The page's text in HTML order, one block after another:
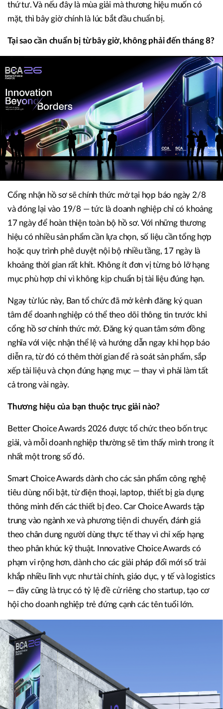
thứ tư. Và nếu đây là mùa giải mà thương hiệu muốn có
mặt, thì bây giờ chính là lúc bắt đầu chuẩn bị.
Tại sao cần chuẩn bị từ bây giờ, không phải đến tháng 8?
Cổng nhận hồ sơ sẽ chính thức mở tại họp báo ngày 2/8
và đóng lại vào 19/8 — tức là doanh nghiệp chỉ có khoảng
17 ngày để hoàn thiện toàn bộ hồ sơ. Với những thương
hiệu có nhiều sản phẩm cần lựa chọn, số liệu cần tổng hợp
hoặc quy trình phê duyệt nội bộ nhiều tầng, 17 ngày là
khoảng thời gian rất khít. Không ít đơn vị từng bỏ lỡ hạng
mục phù hợp chỉ vì không kịp chuẩn bị tài liệu đúng hạn.
Ngay từ lúc này, Ban tổ chức đã mở kênh đăng ký quan
tâm để doanh nghiệp có thể theo dõi thông tin trước khi
cổng hồ sơ chính thức mở. Đăng ký quan tâm sớm đồng
nghĩa với việc nhận thể lệ và hướng dẫn ngay khi họp báo
diễn ra, từ đó có thêm thời gian để rà soát sản phẩm, sắp
xếp tài liệu và chọn đúng hạng mục — thay vì phải làm tất
cả trong vài ngày.
Thương hiệu của bạn thuộc trục giải nào?
Better Choice Awards 2026 được tổ chức theo bốn trục
giải, và mỗi doanh nghiệp thường sẽ tìm thấy mình trong ít
nhất một trong số đó.
Smart Choice Awards dành cho các sản phẩm công nghệ
tiêu dùng nổi bật, từ điện thoại, laptop, thiết bị gia dụng
thông minh đến các thiết bị đeo. Car Choice Awards tập
trung vào ngành xe và phương tiện di chuyển, đánh giá
theo chân dung người dùng thực tế thay vì chỉ xếp hạng
theo phân khúc kỹ thuật. Innovative Choice Awards có
phạm vi rộng hơn, dành cho các giải pháp đổi mới số trải
khắp nhiều lĩnh vực như tài chính, giáo dục, y tế và logistics
— đây cũng là trục có tỷ lệ đề cử riêng cho startup, tạo cơ
hội cho doanh nghiệp trẻ đứng cạnh các tên tuổi lớn.